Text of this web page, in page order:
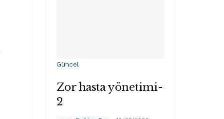
Güncel
Zor hasta yönetimi-
2